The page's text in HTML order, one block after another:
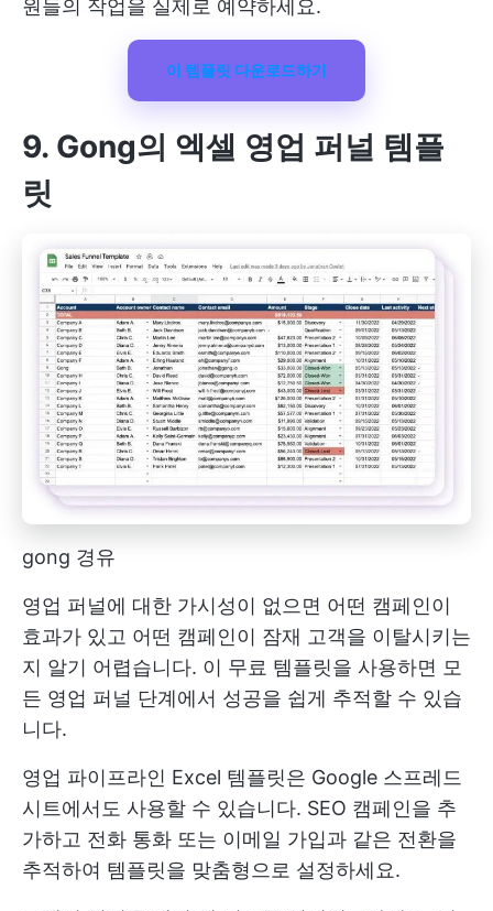
원들의 작업을 실제로 예약하세요.
이 템플릿 다운로드하기
9. Gong의 엑셀 영업 퍼널 템플
릿
gong 경유
영업 퍼널에 대한 가시성이 없으면 어떤 캠페인이
효과가 있고 어떤 캠페인이 잠재 고객을 이탈시키는
지 알기 어렵습니다. 이 무료 템플릿을 사용하면 모
든 영업 퍼널 단계에서 성공을 쉽게 추적할 수 있습
니다.
영업 파이프라인 Excel 템플릿은 Google 스프레드
시트에서도 사용할 수 있습니다. SEO 캠페인을 추
가하고 전화 통화 또는 이메일 가입과 같은 전환을
추적하여 템플릿을 맞춤형으로 설정하세요.